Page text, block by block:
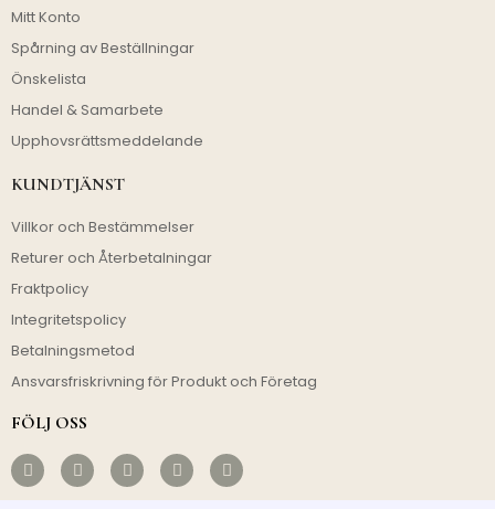
Mitt Konto
Spårning av Beställningar
Önskelista
Handel & Samarbete
Upphovsrättsmeddelande
KUNDTJÄNST
Villkor och Bestämmelser
Returer och Återbetalningar
Fraktpolicy
Integritetspolicy
Betalningsmetod
Ansvarsfriskrivning för Produkt och Företag
FÖLJ OSS